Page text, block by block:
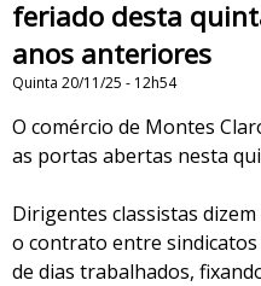
feriado desta
anos anteriores
Quinta 20/11/25 - 12h54
O comércio de Montes
as portas abertas nesta
Dirigentes classistas
o contrato entre
de dias trabalhados,